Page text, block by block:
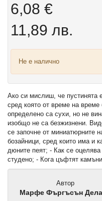
6,08 €
11,89 лв.
Не е налично
Ако си мислиш, че пустинята
сред която от време на
определено са сухи, но не
изобщо не са безжизнени.
се започне от миниатюрните
бозайници, сред които има и
дюните пеят; - Как се
студено; - Кога цъфтят
Автор
Марфе Фъргъсън